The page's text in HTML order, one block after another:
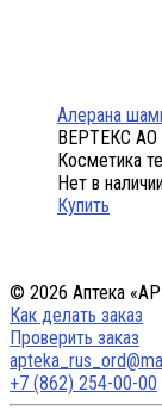
Алерана
ВЕРТЕКС АО
Косметика
Нет в
Купить
© 2026 Аптека
Как делать заказ
Проверить заказ
+7 (862) 254-00-00